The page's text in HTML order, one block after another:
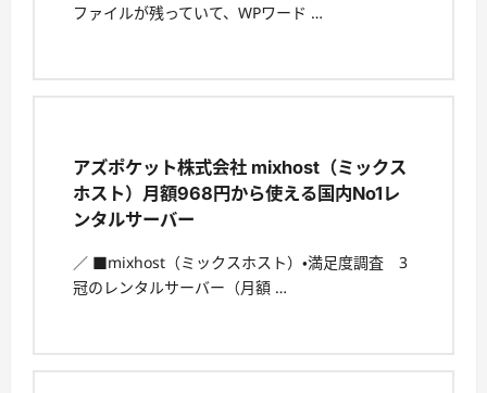
ファイルが残っていて、WPワード …
アズポケット株式会社 mixhost（ミックス
ホスト）月額968円から使える国内No1レ
ンタルサーバー
／ ■mixhost（ミックスホスト）・満足度調査 3
冠のレンタルサーバー（月額 …